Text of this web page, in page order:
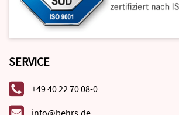
SERVICE
+49 40 22 70 08-0
info@behrs.de